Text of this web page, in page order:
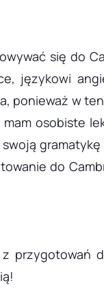
się do
językowi
ponieważ w
mam osobiste
do
przygotowań